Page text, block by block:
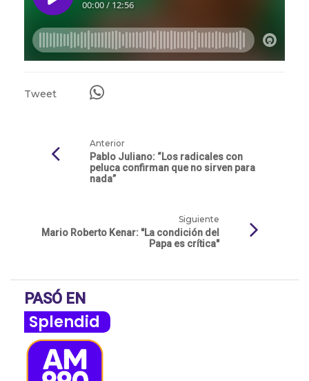
Tweet
Anterior
Pablo Juliano: “Los radicales con
peluca confirman que no sirven para
nada”
Siguiente
Mario Roberto Kenar: "La condición del
Papa es crítica"
PASÓ EN
Splendid